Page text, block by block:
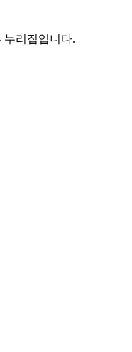
누리집입니다.